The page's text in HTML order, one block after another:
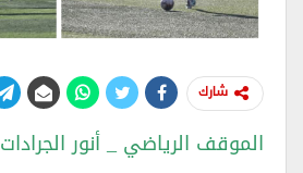
شارك
الموقف الرياضي _ أنور الجرادات :